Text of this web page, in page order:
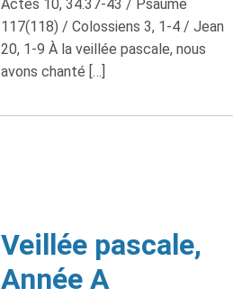
Actes 10, 34.37-43 / Psaume
117(118) / Colossiens 3, 1-4 / Jean
20, 1-9 À la veillée pascale, nous
avons chanté […]
Veillée pascale,
Année A